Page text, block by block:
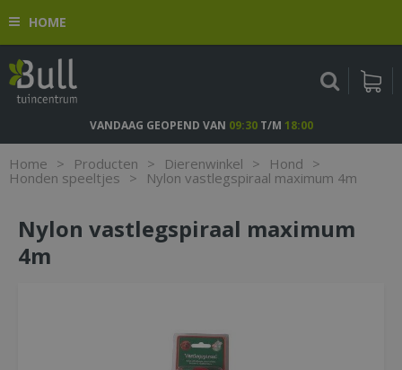
n
o
HOME
Home > Producten > Dierenwinkel > Hond >
Honden speeltjes > Nylon vastlegspiraal maximum 4m
VANDAAG GEOPEND VAN 09:30T/M 18:00
Nylon vastlegspiraal maximum
4m